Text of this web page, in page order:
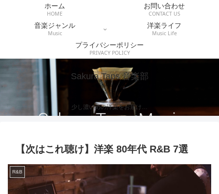
Sakura Taps 音楽部
少し濃いめの洋楽をお届け…
ホーム
HOME
お問い合わせ
CONTACT US
音楽ジャンル
Music
洋楽ライフ
Music Life
プライバシーポリシー
PRIVACY POLICY
【次はこれ聴け】洋楽 80年代 R&B 7選
R&B